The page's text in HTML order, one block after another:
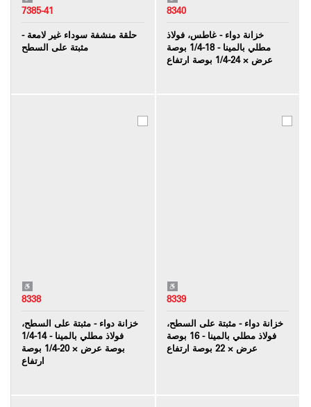
7385-41
حلقة منشفة سوداء غير لامعة -
مثبتة على السطح
8340
خزانة دواء - غاطس، فولاذ
مطلي بالمينا - 18-1/4 بوصة
عرض × 24-1/4 بوصة ارتفاع
8338
خزانة دواء - مثبتة على السطح،
فولاذ مطلي بالمينا - 14-1/4
بوصة عرض × 20-1/4 بوصة
ارتفاع
8339
خزانة دواء - مثبتة على السطح،
فولاذ مطلي بالمينا - 16 بوصة
عرض × 22 بوصة ارتفاع